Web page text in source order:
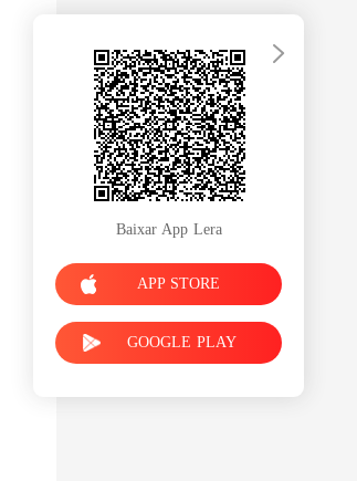
Baixar App Lera
APP STORE
GOOGLE PLAY